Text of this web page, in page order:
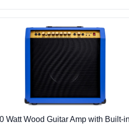
Watt Wood Guitar Amp with Built-